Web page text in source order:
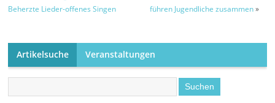
Beherzte Lieder-offenes Singen
führen Jugendliche zusammen»
Artikelsuche Veranstaltungen